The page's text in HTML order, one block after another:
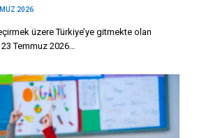
2026
üzere Türkiye’ye gitmekte olan
Temmuz 2026…